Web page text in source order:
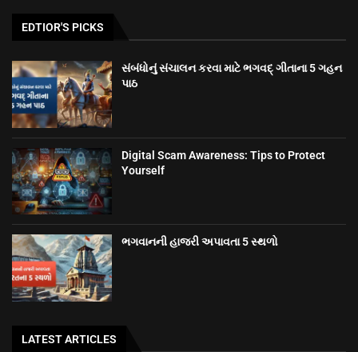
EDTIOR'S PICKS
સંબંધોનું સંચાલન કરવા માટે ભગવદ્ ગીતાના 5 ગહન
પાઠ
Digital Scam Awareness: Tips to Protect
Yourself
ભગવાનની હાજરી અપાવતા 5 સ્થળો
LATEST ARTICLES